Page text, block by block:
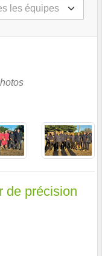
de précision